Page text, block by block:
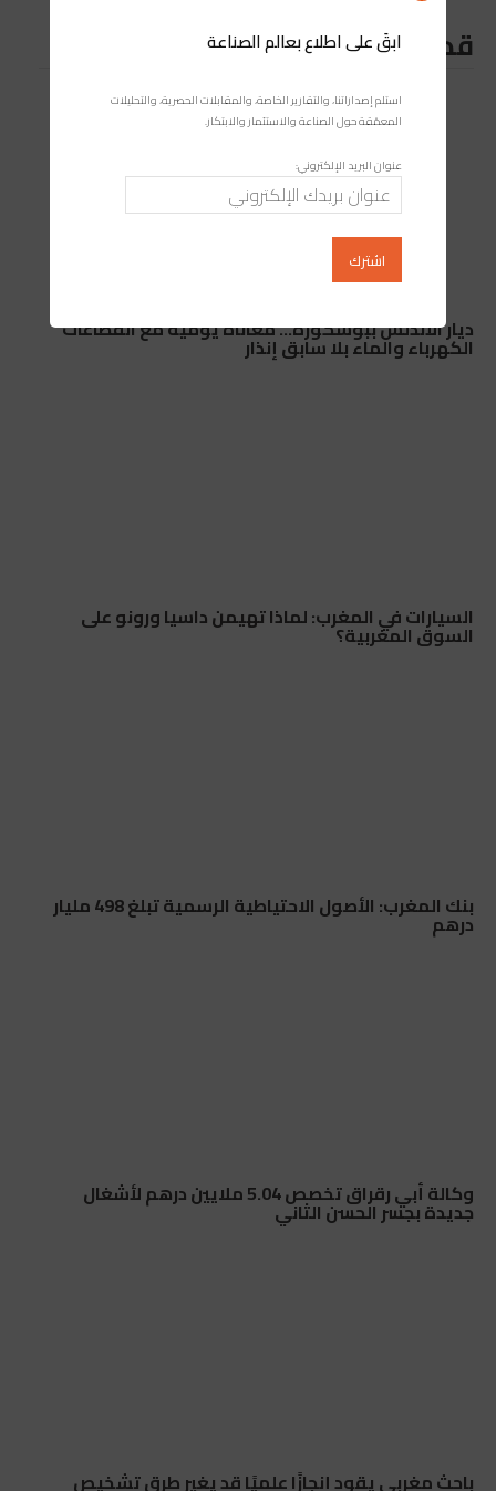
قد يعجبك ايضا
ديار الأندلس ببوسكورة… معاناة يومية مع انقطاعات
الكهرباء والماء بلا سابق إنذار
السيارات في المغرب: لماذا تهيمن داسيا ورونو على
السوق المغربية؟
بنك المغرب: الأصول الاحتياطية الرسمية تبلغ 498 مليار
درهم
وكالة أبي رقراق تخصص 5.04 ملايين درهم لأشغال
جديدة بجسر الحسن الثاني
باحث مغربي يقود إنجازًا علميًا قد يغير طرق تشخيص
ابقَ على اطلاع بعالم الصناعة
استلم إصداراتنا، والتقارير الخاصة، والمقابلات الحصرية، والتحليلات
المعمّقة حول الصناعة والاستثمار والابتكار.
عنوان البريد الإلكتروني: